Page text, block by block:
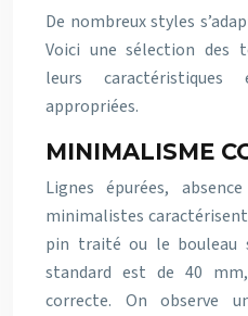
De nombreux styles
Voici une sélection des
leurs
appropriées.
MINIMALISME
Lignes épurées,
minimalistes
pin traité ou le bouleau
standard est de 40
correcte. On observe